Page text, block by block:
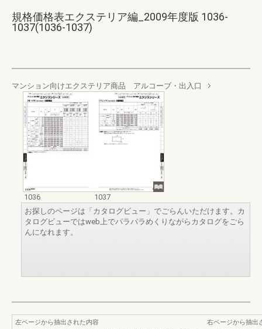
規格価格表エクステリア編_2009年度版 1036-
1037(1036-1037)
マンション向けエクステリア商品 アルコーブ・出入口
1036
1037
お探しのページは「カタログビュー」でごらんいただけます。カ
タログビューではweb上でパラパラめくりながらカタログをごら
んになれます。
左ページから抽出された内容
右ページから抽出